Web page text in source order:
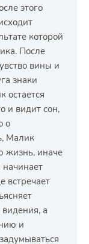
этого
которой
После
вины и
знаки
и видит сон,
о
Малик
жизнь, иначе
начинает
встречает
а
и